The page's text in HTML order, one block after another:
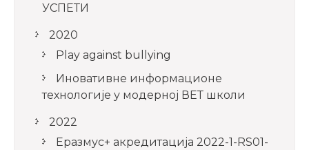
УСПЕТИ
2020
Play against bullying
Иновативне информационе
технологије у модерној ВЕТ школи
2022
Еразмус+ акредитација 2022-1-RS01-